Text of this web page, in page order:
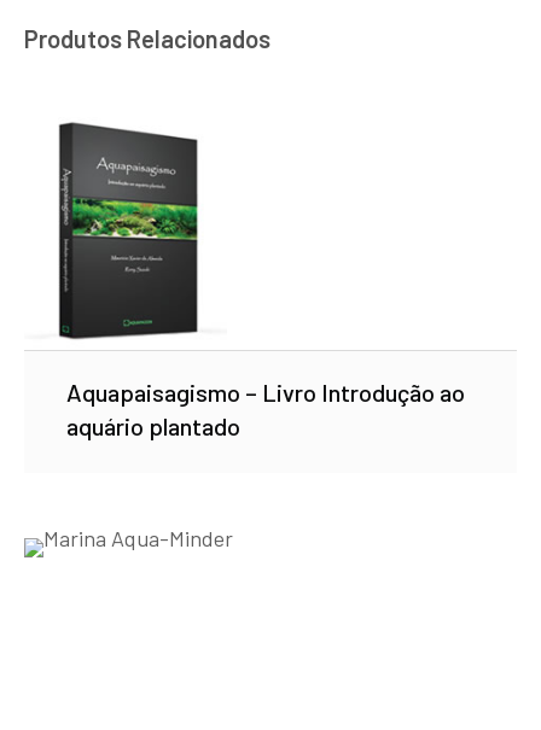
Produtos Relacionados
Aquapaisagismo – Livro Introdução ao
aquário plantado